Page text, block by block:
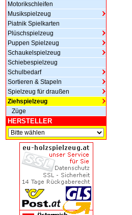
Motorikschleifen
Musikspielzeug
Piatnik Spielkarten
Plüschspielzeug
Puppen Spielzeug
Schaukelspielzeug
Schiebespielzeug
Schulbedarf
Sortieren & Stapeln
Spielzeug für draußen
Ziehspielzeug
Züge
HERSTELLER